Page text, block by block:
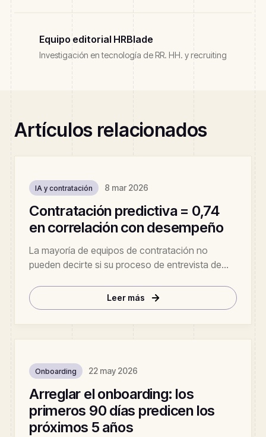
Equipo editorial HRBlade
Investigación en tecnología de RR. HH. y recruiting
Artículos relacionados
IA y contratación 8 mar 2026
Contratación predictiva = 0,74
en correlación con desempeño
La mayoría de equipos de contratación no
pueden decirte si su proceso de entrevista de
Nosotros sí — en nuestro benchmark de 2.400
contrataciones, la correlación entre el score de
entrevista con IA y el desempeño a 6 meses es r
Leer más
Onboarding 22 may 2026
Arreglar el onboarding: los
primeros 90 días predicen los
próximos 5 años